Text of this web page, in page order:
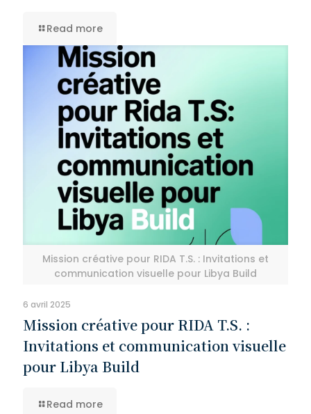
Read more
Mission créative pour RIDA T.S. : Invitations et
communication visuelle pour Libya Build
6 avril 2025
Mission créative pour RIDA T.S. :
Invitations et communication visuelle
pour Libya Build
Read more